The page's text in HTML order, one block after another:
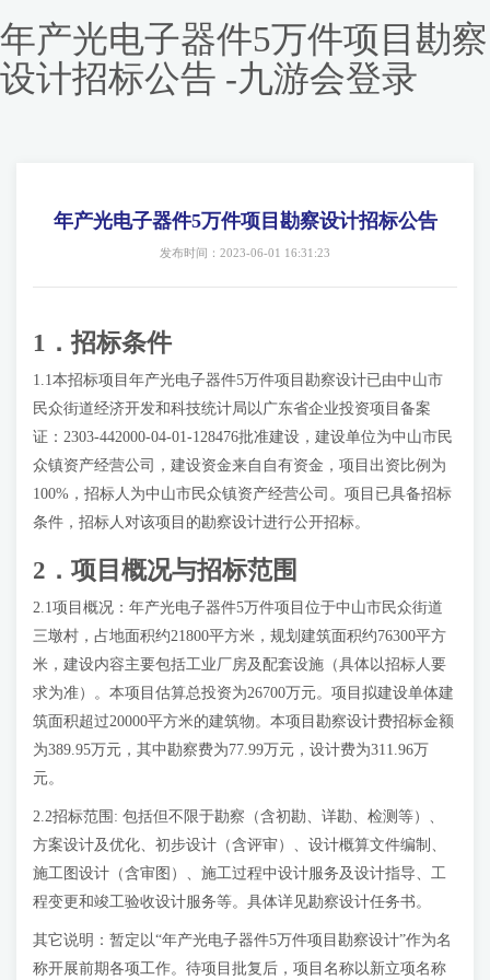
年产光电子器件5万件项目勘察
设计招标公告 -九游会登录
年产光电子器件5万件项目勘察设计招标公告
发布时间：2023-06-01 16:31:23
1． 招标条件
1.1本招标项目年产光电子器件5万件项目勘察设计已由中山市
民众街道经济开发和科技统计局以广东省企业投资项目备案
证：2303-442000-04-01-128476批准建设，建设单位为中山市民
众镇资产经营公司，建设资金来自自有资金，项目出资比例为
100%，招标人为中山市民众镇资产经营公司。项目已具备招标
条件，招标人对该项目的勘察设计进行公开招标。
2 ．项目概况与招标范围
2.1项目概况：年产光电子器件5万件项目位于中山市民众街道
三墩村，占地面积约21800平方米，规划建筑面积约76300平方
米，建设内容主要包括工业厂房及配套设施（具体以招标人要
求为准）。本项目估算总投资为26700万元。项目拟建设单体建
筑面积超过20000平方米的建筑物。本项目勘察设计费招标金额
为389.95万元，其中勘察费为77.99万元，设计费为311.96万
元。
2.2招标范围: 包括但不限于勘察（含初勘、详勘、检测等）、
方案设计及优化、初步设计（含评审）、设计概算文件编制、
施工图设计（含审图）、施工过程中设计服务及设计指导、工
程变更和竣工验收设计服务等。具体详见勘察设计任务书。
其它说明：暂定以“年产光电子器件5万件项目勘察设计”作为名
称开展前期各项工作。待项目批复后，项目名称以新立项名称